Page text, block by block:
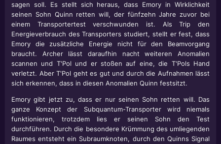
sagen soll. Es stellt sich heraus, dass Emory in Wirklichkeit
seinen Sohn Quinn retten will, der fünfzehn Jahre zuvor bei
einem Transportertest verschwunden ist. Als Trip den
Energieverbrauch des Transporters studiert, stellt er fest, dass
Emory die zusätzliche Energie nicht für den Beamvorgang
braucht. Archer lässt daraufhin nacht weiteren Anomalien
scannen und T'Pol und er stoßen auf eine, die T'Pols Hand
verletzt. Aber T'Pol geht es gut und durch die Aufnahmen lässt
sich erkennen, dass in diesen Anomalien Quinn festsitzt.
Emory gibt jetzt zu, dass er nur seinen Sohn retten will. Das
ganze Konzept der Subquantum-Transporter wird niemals
funktionieren, trotzdem lies er seinen Sohn den Test
durchführen. Durch die besondere Krümmung des umliegenden
Raumes entsteht ein Subraumknoten, durch den Quinns Signal